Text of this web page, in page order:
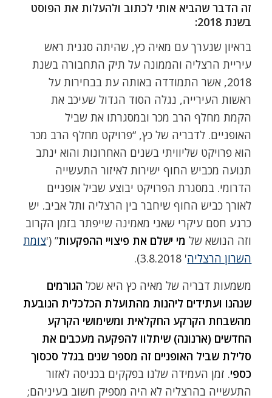
זה הדבר שהביא אותי לכתוב ולהעלות את הפוסט
בשנת 2018:
בראיון שנערך עם מאיה כץ, שהיתה סגנית ראש
עיריית הרצליה והממונה על תיק התחבורה בשנת
2018, אשר התמודדה באותה עת בבחירות על
ראשות העירייה, נגלה הסוד הגדול שעיכב את
הקמת מחלף הרב מכר ובמסגרתו את שביל
האופניים. לדבריה של כץ, “פרויקט מחלף הרב מכר
הוא פרויקט שליוויתי בשנים האחרונות והוא ינתב
תנועה מכביש החוף ישירות לאיזור התעשייה
הדרומי. במסגרת הפרויקט יבוצע שביל אופניים
לאורך כביש החוף שיחבר בין הרצליה ותל אביב. יש
כרגע חסם עיקרי שאני מאמינה שייפתר בזמן הקרוב
וזה הנושא של מי ישלם את פיצויי ההפקעות” ('צומת
השרון הרצליה' 3.8.2018).
משמעות דבריה של מאיה כץ היא שכלהגורמים
שנהנו ועתידים ליהנות מהתועלת הכלכלית הנובעת
מהשבחת הקרקע החקלאית ומשימושי הקרקע
החדשים (ארנונה) שיתלוו להפקעה מעכבים את
סלילת שביל האופניים זה מספר שנים בגלל סכסוך
כספי. זמן העמידה שלנו בפקקים בכניסה לאזור
התעשייה בהרצליה לא היה מספיק חשוב בעיניהם;